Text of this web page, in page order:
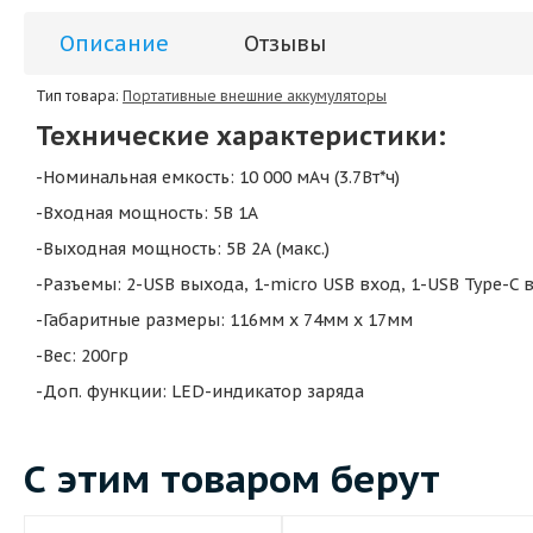
Описание Отзывы
Тип товара: Портативные внешние аккумуляторы
Технические характеристики:
-Номинальная емкость: 10 000 мАч (3.7Вт*ч)
-Входная мощность: 5В 1А
-Выходная мощность: 5В 2А (макс.)
-Разъемы: 2-USB выхода, 1-micro USB вход, 1-USB Type-C
-Габаритные размеры: 116мм х 74мм х 17мм
-Вес: 200гр
-Доп. функции: LED-индикатор заряда
С этим товаром берут